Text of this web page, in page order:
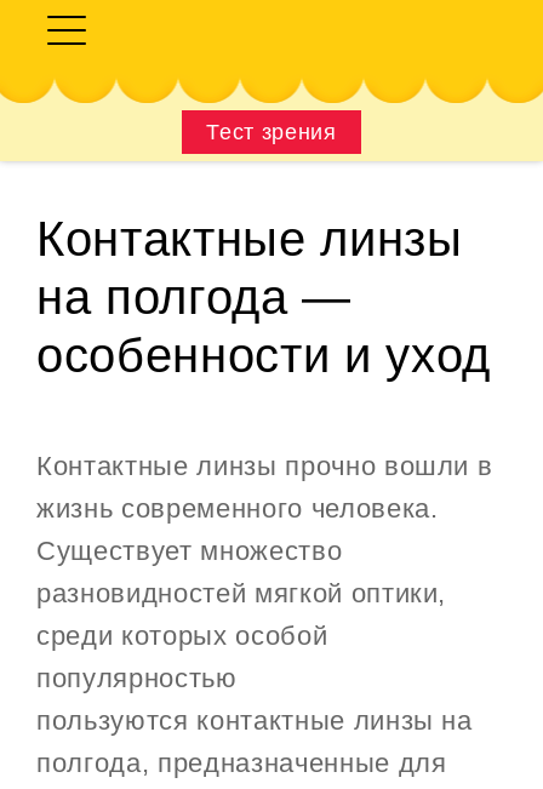
Тест зрения
Контактные линзы
на полгода —
особенности и уход
Контактные линзы прочно вошли в
жизнь современного человека.
Существует множество
разновидностей мягкой оптики,
среди которых особой
популярностью
пользуются контактные линзы на
полгода, предназначенные для